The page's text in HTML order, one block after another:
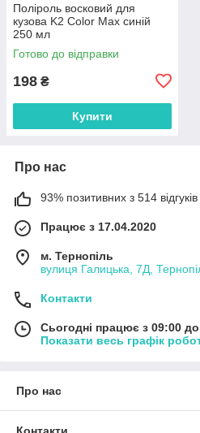
Поліроль восковий для
кузова K2 Color Max синій
250 мл
Готово до відправки
198 ₴
Купити
Про нас
93% позитивних з 514 відгуків
Працює з 17.04.2020
м. Тернопіль
вулиця Галицька, 7Д,
Контакти
Сьогодні працює з 09:00
Показати весь графік
Про нас